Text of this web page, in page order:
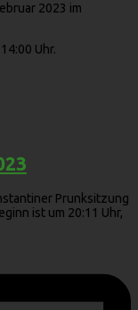
2023 im
Uhr.
Prunksitzung
ist um 20:11 Uhr,